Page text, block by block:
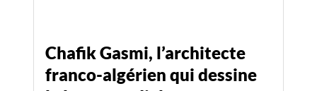
Chafik Gasmi, l’architecte
franco-algérien qui dessine